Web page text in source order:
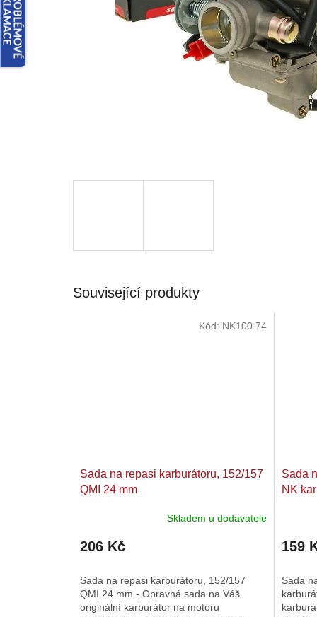
Související produkty
Sada na repasi karburátoru, 152/157
QMI 24 mm
Skladem u dodavatele
206 Kč
Sada na repasi karburátoru, 152/157
QMI 24 mm - Opravná sada na Váš
originální karburátor na motoru
Kód: NK100.74
Sada
NK
159
Sada